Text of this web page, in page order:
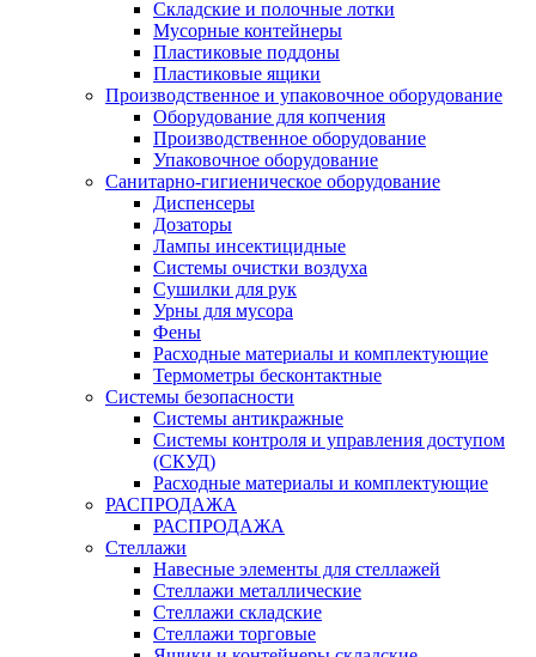
Складские и полочные лотки
Мусорные контейнеры
Пластиковые поддоны
Пластиковые ящики
Производственное и упаковочное оборудование
Оборудование для копчения
Производственное оборудование
Упаковочное оборудование
Санитарно-гигиеническое оборудование
Диспенсеры
Дозаторы
Лампы инсектицидные
Системы очистки воздуха
Сушилки для рук
Урны для мусора
Фены
Расходные материалы и комплектующие
Термометры бесконтактные
Системы безопасности
Системы антикражные
Системы контроля и управления доступом
(СКУД)
Расходные материалы и комплектующие
РАСПРОДАЖА
РАСПРОДАЖА
Стеллажи
Навесные элементы для стеллажей
Стеллажи металлические
Стеллажи складские
Стеллажи торговые